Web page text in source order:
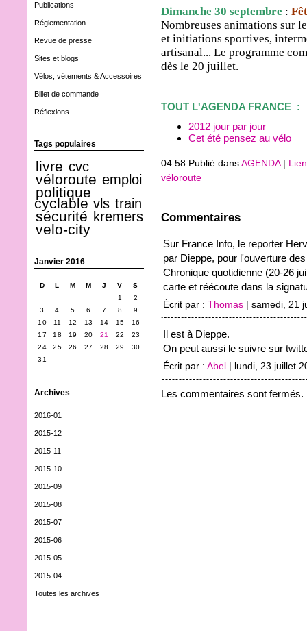
Publications
Réglementation
Revue de presse
Sites et blogs
Vélos, vêtements & Accessoires
Billet de commande
Réflexions
Tags populaires
livre cvc
véloroute emploi
politique
cyclable vls train
sécurité kremers
velo-city
Janvier 2016
D L M M J V
S
1
2
3
4 5 6 7 8
9
10
11 12 13 14 15
16
17
18 19 20 21 22
23
24
25 26 27 28 29
30
31
Archives
2016-01
2015-12
2015-11
2015-10
2015-09
2015-08
2015-07
2015-06
2015-05
2015-04
Toutes les archives
Dimanche 30 septembre :
Nombreuses animations sur
et initiations sportives,
artisanal... Le programme
dès le 20 juillet.
TOUT L'AGENDA FRANCE :
2012 jour par jour
Cet été pensez au vélo
04:58 Publié dans AGENDA|
véloroute
Commentaires
Sur France Info, le reporter
par Dieppe, pour l'ouverture
Chronique quotidienne (20-26
carte et réécoute dans la
Écrit par : Thomas | samedi, 21
Il est à Dieppe.
On peut aussi le suivre sur
Écrit par : Abel | lundi, 23 juillet
Les commentaires sont fermés.